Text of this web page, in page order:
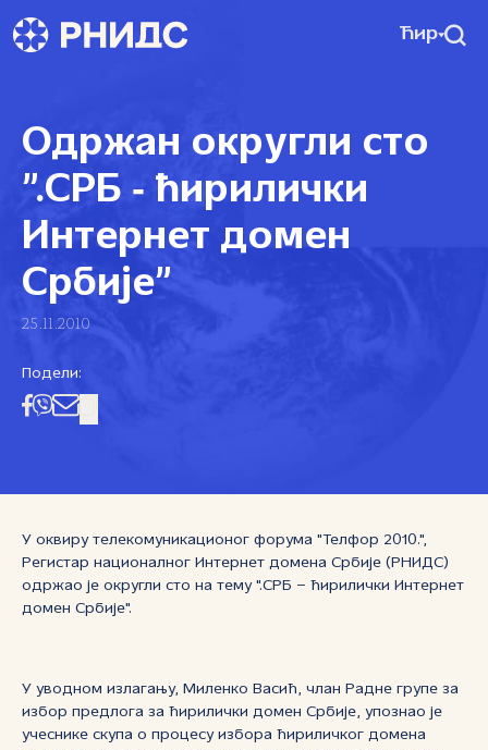
Ћир
Одржан округли сто
”.СРБ ‑ ћирилички
Интернет домен
Србије”
25.11.2010
Подели:
У оквиру телекомуникационог форума "Телфор 2010.",
Регистар националног Интернет домена Србије (РНИДС)
одржао је округли сто на тему ".СРБ – ћирилички Интернет
домен Србије".
У уводном излагању, Миленко Васић, члан Радне групе за
избор предлога за ћирилички домен Србије, упознао је
учеснике скупа о процесу избора ћириличког домена